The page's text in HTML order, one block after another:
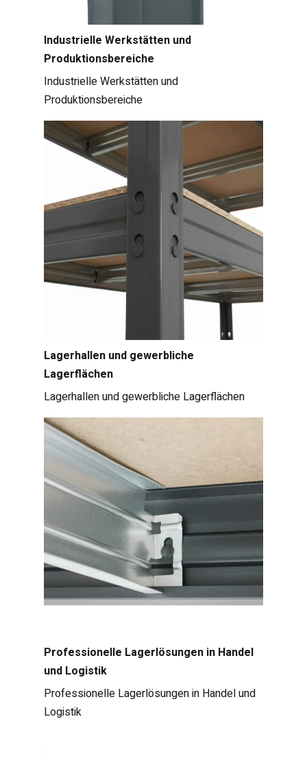
Industrielle Werkstätten und
Produktionsbereiche
Industrielle Werkstätten und
Produktionsbereiche
Lagerhallen und gewerbliche
Lagerflächen
Lagerhallen und gewerbliche Lagerflächen
Professionelle Lagerlösungen in Handel
und Logistik
Professionelle Lagerlösungen in Handel und
Logistik